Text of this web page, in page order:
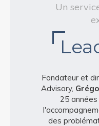
Un
Fondateur et
Advisory,
25
des